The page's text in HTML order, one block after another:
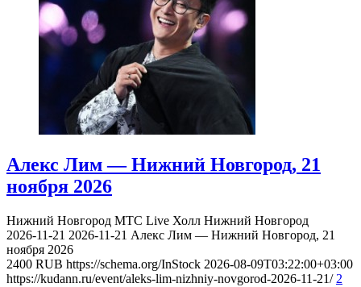
Алекс Лим — Нижний Новгород, 21
ноября 2026
Нижний Новгород МТС Live Холл Нижний Новгород
2026-11-21 2026-11-21 Алекс Лим — Нижний Новгород, 21
ноября 2026
2400 RUB https://schema.org/InStock 2026-08-09T03:22:00+03:00
https://kudann.ru/event/aleks-lim-nizhniy-novgorod-2026-11-21/ 2